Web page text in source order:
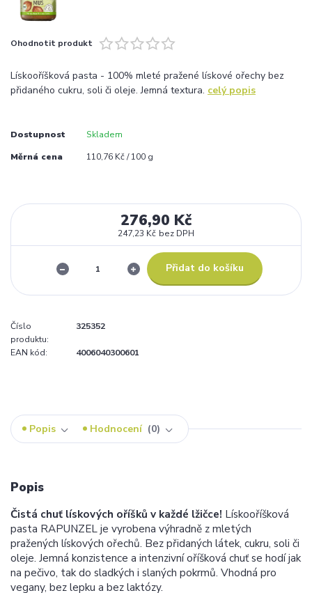
Ohodnotit produkt
Lískooříšková pasta - 100% mleté pražené lískové ořechy bez
přidaného cukru, soli či oleje. Jemná textura. celý popis
Dostupnost Skladem
Měrná cena 110,76 Kč / 100 g
276,90 Kč
247,23 Kč bez DPH
Přidat do košíku
Číslo
produktu:
325352
EAN kód: 4006040300601
Popis Hodnocení 0
Popis
Čistá chuť lískových oříšků v každé lžičce! Lískooříšková
pasta RAPUNZEL je vyrobena výhradně z mletých
pražených lískových ořechů. Bez přidaných látek, cukru, soli či
oleje. Jemná konzistence a intenzivní oříšková chuť se hodí jak
na pečivo, tak do sladkých i slaných pokrmů. Vhodná pro
vegany, bez lepku a bez laktózy.